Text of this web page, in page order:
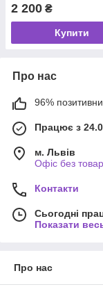
2 200 ₴
Купити
Про нас
96%
Працює з
м. Львів
Офіс без
Контакти
Сьогодні
Показати
Про нас